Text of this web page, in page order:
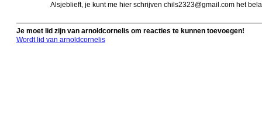
Alsjeblieft, je kunt me hier schrijven chils2323@gmail.com het
Je moet lid zijn van arnoldcornelis om reacties te kunnen toevoegen!
Wordt lid van arnoldcornelis